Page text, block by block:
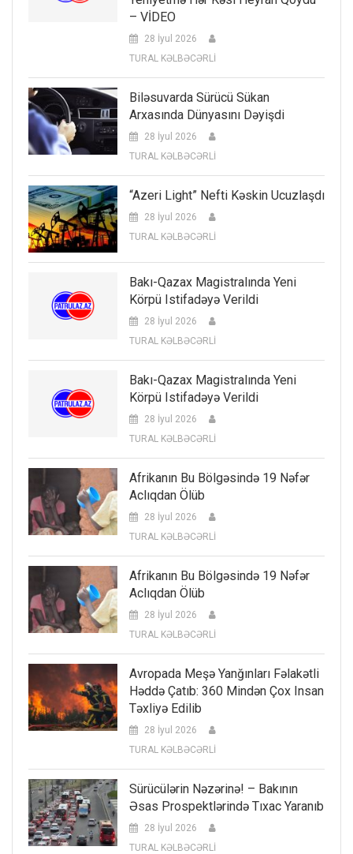
– VİDEO
28 İyul 2026
TURAL KƏLBƏCƏRLİ
Biləsuvarda Sürücü Sükan
Arxasında Dünyasını Dəyişdi
28 İyul 2026
TURAL KƏLBƏCƏRLİ
“Azeri Light” Nefti Kəskin Ucuzlaşdı
28 İyul 2026
TURAL KƏLBƏCƏRLİ
Bakı-Qazax Magistralında Yeni
Körpü Istifadəyə Verildi
28 İyul 2026
TURAL KƏLBƏCƏRLİ
Bakı-Qazax Magistralında Yeni
Körpü Istifadəyə Verildi
28 İyul 2026
TURAL KƏLBƏCƏRLİ
Afrikanın Bu Bölgəsində 19 Nəfər
Aclıqdan Ölüb
28 İyul 2026
TURAL KƏLBƏCƏRLİ
Afrikanın Bu Bölgəsində 19 Nəfər
Aclıqdan Ölüb
28 İyul 2026
TURAL KƏLBƏCƏRLİ
Avropada Meşə Yanğınları Fəlakətli
Həddə Çatıb: 360 Mindən Çox Insan
Təxliyə Edilib
28 İyul 2026
TURAL KƏLBƏCƏRLİ
Sürücülərin Nəzərinə! – Bakının
Əsas Prospektlərində Tıxac Yaranıb
28 İyul 2026
TURAL KƏLBƏCƏRLİ